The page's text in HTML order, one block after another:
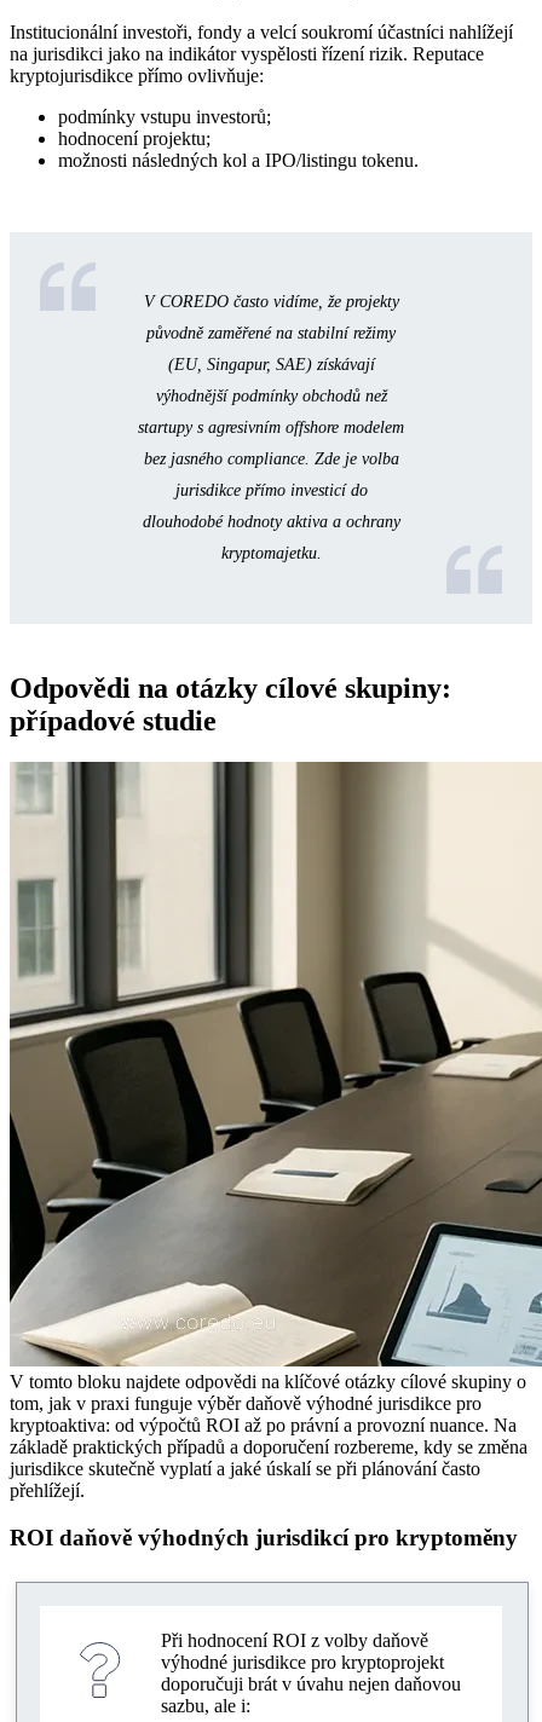
Institucionální investoři, fondy a velcí soukromí účastníci nahlížejí
na jurisdikci jako na indikátor vyspělosti řízení rizik. Reputace
kryptojurisdikce přímo ovlivňuje:
podmínky vstupu investorů;
hodnocení projektu;
možnosti následných kol a IPO/listingu tokenu.
V COREDO často vidíme, že projekty
původně zaměřené na stabilní režimy
(EU, Singapur, SAE) získávají
výhodnější podmínky obchodů než
startupy s agresivním offshore modelem
bez jasného compliance. Zde je volba
jurisdikce přímo investicí do
dlouhodobé hodnoty aktiva a ochrany
kryptomajetku.
Odpovědi na otázky cílové skupiny:
případové studie
V tomto bloku najdete odpovědi na klíčové otázky cílové skupiny o
tom, jak v praxi funguje výběr daňově výhodné jurisdikce pro
kryptoaktiva: od výpočtů ROI až po právní a provozní nuance. Na
základě praktických případů a doporučení rozbereme, kdy se změna
jurisdikce skutečně vyplatí a jaké úskalí se při plánování často
přehlížejí.
ROI daňově výhodných jurisdikcí pro kryptoměny
Při hodnocení ROI z volby daňově
výhodné jurisdikce pro kryptoprojekt
doporučuji brát v úvahu nejen daňovou
sazbu, ale i: